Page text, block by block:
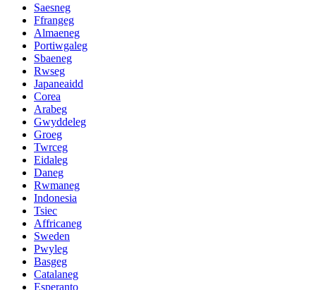
Saesneg
Ffrangeg
Almaeneg
Portiwgaleg
Sbaeneg
Rwseg
Japaneaidd
Corea
Arabeg
Gwyddeleg
Groeg
Twrceg
Eidaleg
Daneg
Rwmaneg
Indonesia
Tsiec
Affricaneg
Sweden
Pwyleg
Basgeg
Catalaneg
Esperanto